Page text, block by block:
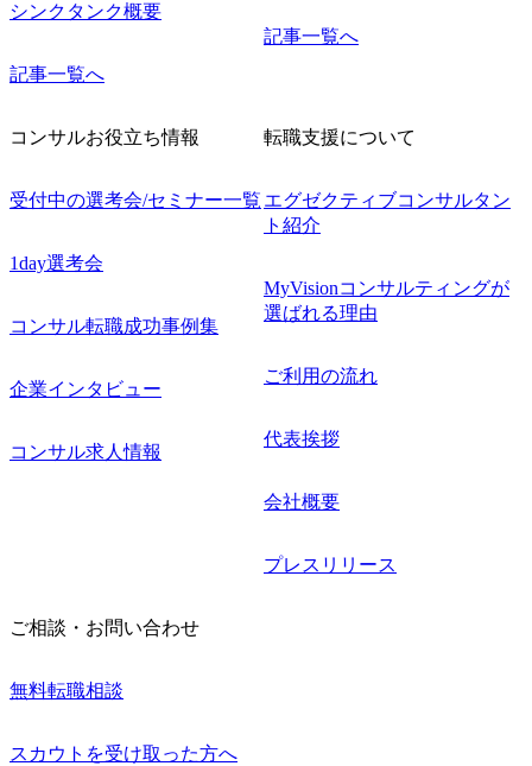
シンクタンク概要
記事一覧へ
記事一覧へ
コンサルお役立ち情報
受付中の選考会/セミナー一覧
1day選考会
コンサル転職成功事例集
企業インタビュー
コンサル求人情報
転職支援について
エグゼクティブコンサルタン
ト紹介
MyVisionコンサルティングが
選ばれる理由
ご利用の流れ
代表挨拶
会社概要
プレスリリース
ご相談・お問い合わせ
無料転職相談
スカウトを受け取った方へ